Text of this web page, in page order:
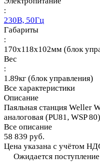
:
230В, 50Гц
Габариты
:
170х118х102мм (блок
Вес
:
1.89кг (блок управления)
Все характеристики
Описание
Паяльная станция Weller
аналоговая (PU81, WSP 80)
Все описание
58 839 руб.
Цена указана с учётом
Ожидается поступление